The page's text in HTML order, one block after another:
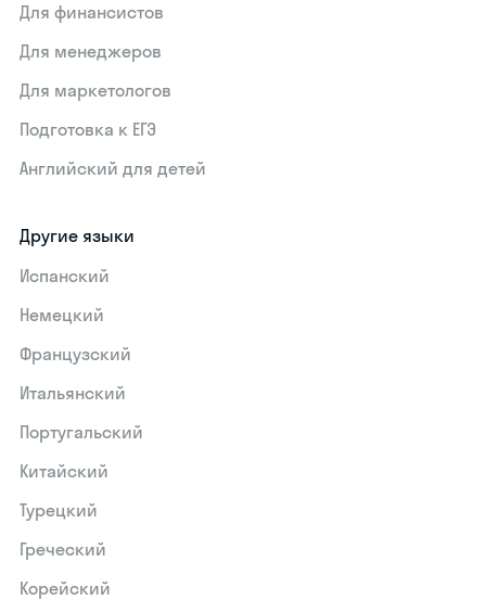
Для финансистов
Для менеджеров
Для маркетологов
Подготовка к ЕГЭ
Английский для детей
Другие языки
Испанский
Немецкий
Французский
Итальянский
Португальский
Китайский
Турецкий
Греческий
Корейский